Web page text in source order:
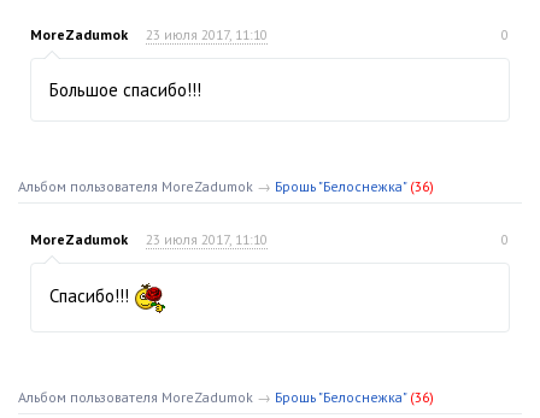
MoreZadumok 23 июля 2017, 11:10 0
Большое спасибо!!!
Альбом пользователя MoreZadumok → Брошь "Белоснежка" (36)
MoreZadumok 23 июля 2017, 11:10 0
Спасибо!!!
Альбом пользователя MoreZadumok → Брошь "Белоснежка" (36)